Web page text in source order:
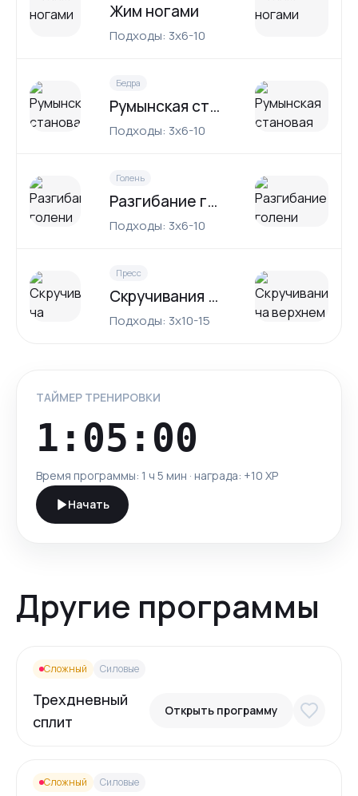
Жим ногами
Подходы: 3x6-10
Бедра
Румынская становая тяга
Подходы: 3x6-10
Голень
Разгибание голени сидя
Подходы: 3x6-10
Пресс
Скручивания на верхнем блоке
Подходы: 3x10-15
ТАЙМЕР ТРЕНИРОВКИ
1:05:00
Время программы: 1 ч 5 мин · награда: +10 XP
Начать
Другие программы
Сложный Силовые
Трехдневный
сплит
Открыть программу
Сложный Силовые